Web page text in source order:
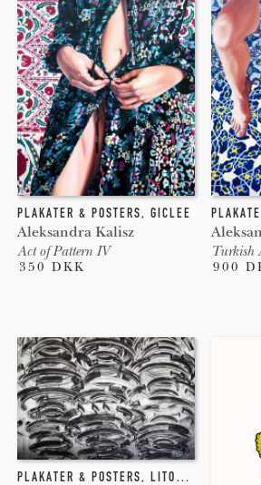
online. Beautons plakater er trykt med
pigmenteret blæk på den højeste
Plakater som holder i generationer og
stærke farver samt ikke falmer eller
PLAKATER & POSTERS, GICLEE
Aleksandra Kalisz
Act of Pattern IV
350 DKK
PLAKATER & POSTERS, LITOGRAFI
Turkish
900